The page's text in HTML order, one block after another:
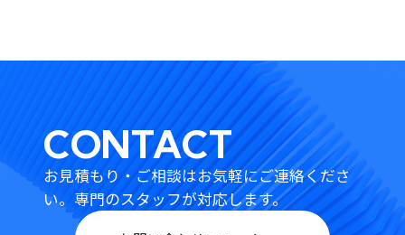
CONTACT
お見積もり・ご相談はお気軽にご連絡くださ
い。 専門のスタッフが対応します。